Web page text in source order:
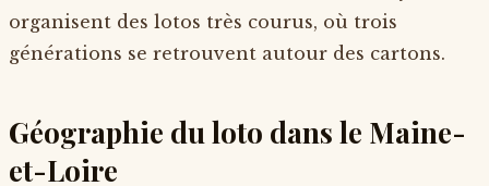
organisent des lotos très courus, où trois
générations se retrouvent autour des cartons.
Géographie du loto dans le Maine-
et-Loire